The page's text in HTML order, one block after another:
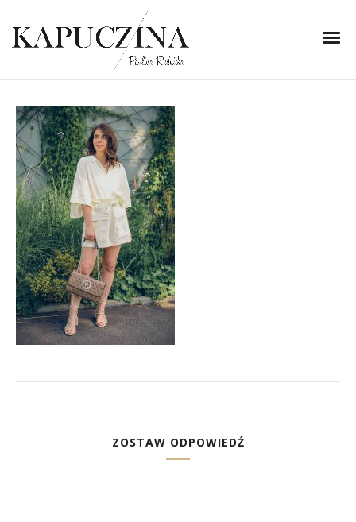
21 września 2020
IMG_9042
Written by
ZOSTAW ODPOWIEDŹ